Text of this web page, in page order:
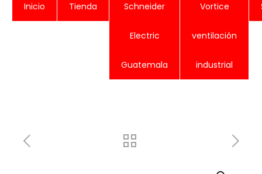
Inicio Tienda Schneider
Electric
Guatemala
Vortice
ventilación
industrial